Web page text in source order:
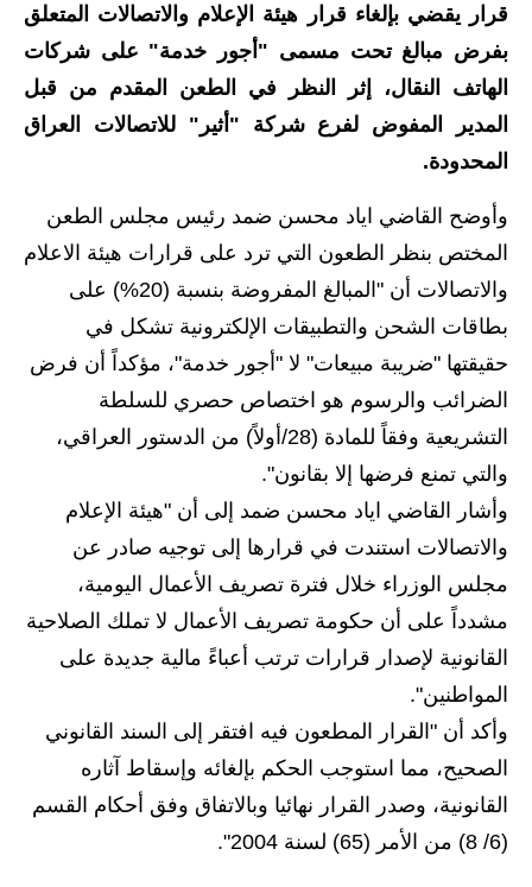
الاخبار الاقتصادية
الاخبار الرياضية
اخبار وقرارات وزارة التربية
نتائج الامتحانات
المرحلة الابتدائية
المرحلة المتوسطة
المرحلة الاعدادية
المرحلة الابتدائية
المرحلة المتوسطة
المرحلة الاعدادية
المرحلة الابتدائية
المرحلة المتوسطة
قرار يقضي بإلغاء قرار هيئة الإعلام والاتصالات المتعلق
بفرض مبالغ تحت مسمى "أجور خدمة" على شركات
الهاتف النقال، إثر النظر في الطعن المقدم من قبل
المدير المفوض لفرع شركة "أثير" للاتصالات العراق
المحدودة.
وأوضح القاضي اياد محسن ضمد رئيس مجلس الطعن
المختص بنظر الطعون التي ترد على قرارات هيئة الاعلام
والاتصالات أن "المبالغ المفروضة بنسبة (20%) على
بطاقات الشحن والتطبيقات الإلكترونية تشكل في
حقيقتها "ضريبة مبيعات" لا "أجور خدمة"، مؤكداً أن فرض
الضرائب والرسوم هو اختصاص حصري للسلطة
التشريعية وفقاً للمادة (28/أولاً) من الدستور العراقي،
والتي تمنع فرضها إلا بقانون".
وأشار القاضي اياد محسن ضمد إلى أن "هيئة الإعلام
والاتصالات استندت في قرارها إلى توجيه صادر عن
مجلس الوزراء خلال فترة تصريف الأعمال اليومية،
مشدداً على أن حكومة تصريف الأعمال لا تملك الصلاحية
القانونية لإصدار قرارات ترتب أعباءً مالية جديدة على
المواطنين".
وأكد أن "القرار المطعون فيه افتقر إلى السند القانوني
الصحيح، مما استوجب الحكم بإلغائه وإسقاط آثاره
القانونية، وصدر القرار نهائيا وبالاتفاق وفق أحكام القسم
(6/ 8) من الأمر (65) لسنة 2004".